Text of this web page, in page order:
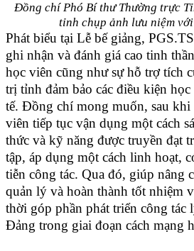
Đồng chí Phó Bí thư Thường trực
tỉnh chụp ảnh lưu niệm
Phát biểu tại Lễ bế giảng,
ghi nhận và đánh giá cao tinh
học viên cũng như sự hỗ trợ tích
trị tỉnh đảm bảo các điều kiện
tế. Đồng chí mong muốn, sau khi
viên tiếp tục vận dụng một cách
thức và kỹ năng được truyền đạt
tập, áp dụng một cách linh hoạt,
tiễn công tác. Qua đó, giúp nâng
quản lý và hoàn thành tốt nhiệm
thời góp phần phát triển công tác
Đảng trong giai đoạn cách mạng